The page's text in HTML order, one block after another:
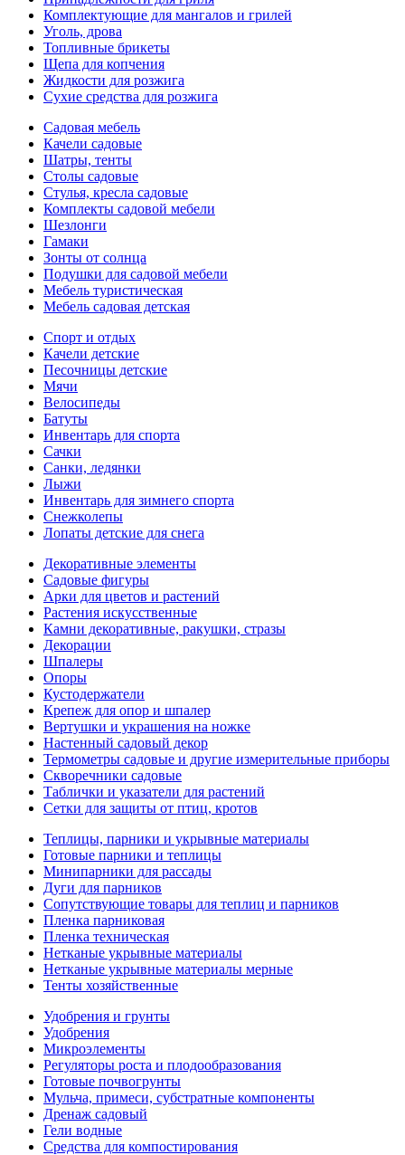
Комплектующие для мангалов и грилей
Уголь, дрова
Топливные брикеты
Щепа для копчения
Жидкости для розжига
Сухие средства для розжига
Садовая мебель
Качели садовые
Шатры, тенты
Столы садовые
Стулья, кресла садовые
Комплекты садовой мебели
Шезлонги
Гамаки
Зонты от солнца
Подушки для садовой мебели
Мебель туристическая
Мебель садовая детская
Спорт и отдых
Качели детские
Песочницы детские
Мячи
Велосипеды
Батуты
Инвентарь для спорта
Сачки
Санки, ледянки
Лыжи
Инвентарь для зимнего спорта
Снежколепы
Лопаты детские для снега
Декоративные элементы
Садовые фигуры
Арки для цветов и растений
Растения искусственные
Камни декоративные, ракушки, стразы
Декорации
Шпалеры
Опоры
Кустодержатели
Крепеж для опор и шпалер
Вертушки и украшения на ножке
Настенный садовый декор
Термометры садовые и другие измерительные приборы
Скворечники садовые
Таблички и указатели для растений
Сетки для защиты от птиц, кротов
Теплицы, парники и укрывные материалы
Готовые парники и теплицы
Минипарники для рассады
Дуги для парников
Сопутствующие товары для теплиц и парников
Пленка парниковая
Пленка техническая
Нетканые укрывные материалы
Нетканые укрывные материалы мерные
Тенты хозяйственные
Удобрения и грунты
Удобрения
Микроэлементы
Регуляторы роста и плодообразования
Готовые почвогрунты
Мульча, примеси, субстратные компоненты
Дренаж садовый
Гели водные
Средства для компостирования